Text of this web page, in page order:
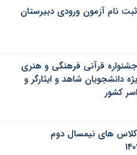
نام آزمون ورودی دبیرستان
قرآنی فرهنگی و هنری
دانشجویان شاهد و ایثارگر و
کشور
های نیمسال دوم